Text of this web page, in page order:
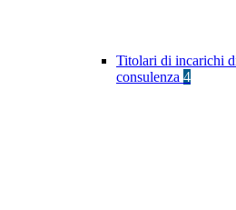
Titolari di incarichi
consulenza 4